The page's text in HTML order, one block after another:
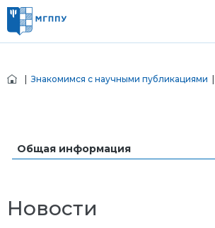
|Знакомимся с научными публикациями
Общая информация
Новости